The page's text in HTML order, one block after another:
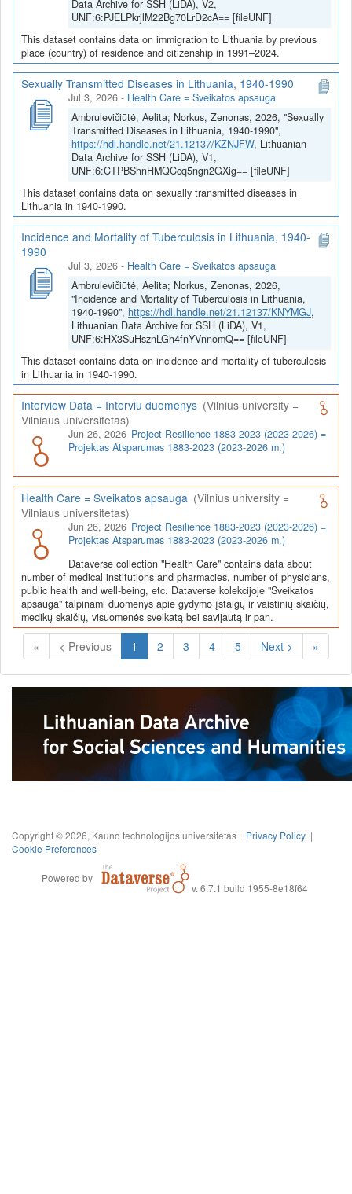
Data Archive for SSH (LiDA), V2,
UNF:6:PJELPkrjlM22Bg70LrD2cA== [fileUNF]
This dataset contains data on immigration to Lithuania by previous
place (country) of residence and citizenship in 1991–2024.
Sexually Transmitted Diseases in Lithuania, 1940-1990
Jul 3, 2026 - Health Care = Sveikatos apsauga
Ambrulevičiūtė, Aelita; Norkus, Zenonas, 2026, "Sexually
Transmitted Diseases in Lithuania, 1940-1990",
https://hdl.handle.net/21.12137/KZNJFW, Lithuanian
Data Archive for SSH (LiDA), V1,
UNF:6:CTPBShnHMQCcq5ngn2GXig== [fileUNF]
This dataset contains data on sexually transmitted diseases in
Lithuania in 1940-1990.
Incidence and Mortality of Tuberculosis in Lithuania, 1940-
1990
Jul 3, 2026 - Health Care = Sveikatos apsauga
Ambrulevičiūtė, Aelita; Norkus, Zenonas, 2026,
"Incidence and Mortality of Tuberculosis in Lithuania,
1940-1990", https://hdl.handle.net/21.12137/KNYMGJ,
Lithuanian Data Archive for SSH (LiDA), V1,
UNF:6:HX3SuHsznLGh4fnYVnnomQ== [fileUNF]
This dataset contains data on incidence and mortality of tuberculosis
in Lithuania in 1940-1990.
Interview Data = Interviu duomenys (Vilnius university =
Vilniaus universitetas)
Jun 26, 2026 Project Resilience 1883-2023 (2023-2026) =
Projektas Atsparumas 1883-2023 (2023-2026 m.)
Health Care = Sveikatos apsauga (Vilnius university =
Vilniaus universitetas)
Jun 26, 2026 Project Resilience 1883-2023 (2023-2026) =
Projektas Atsparumas 1883-2023 (2023-2026 m.)
Dataverse collection "Health Care" contains data about
number of medical institutions and pharmacies, number of physicians,
public health and well-being, etc. Dataverse kolekcijoje "Sveikatos
apsauga" talpinami duomenys apie gydymo įstaigų ir vaistinių skaičių,
medikų skaičių, visuomenės sveikatą bei savijautą ir pan.
« < Previous 1 (Current)
2 3 4 5 Next > »
Copyright © 2026, Kauno technologijos universitetas | Privacy Policy |
Cookie Preferences
Powered by
v. 6.7.1 build 1955-8e18f64